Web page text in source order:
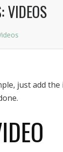
VIDEOS
just add